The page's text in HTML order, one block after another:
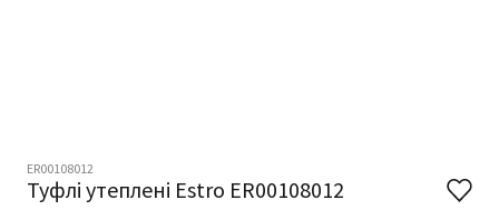
ER00108012
Туфлі утеплені Estro ER00108012